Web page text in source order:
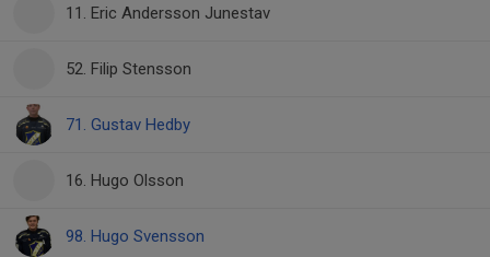
11. Eric Andersson Junestav
52. Filip Stensson
71. Gustav Hedby
16. Hugo Olsson
98. Hugo Svensson